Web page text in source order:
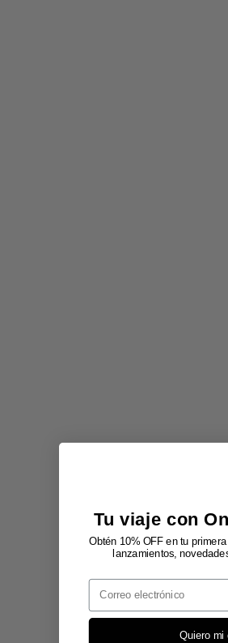
Tu viaje con
Obtén 10% OFF en tu
lanzamientos,
Email
Quiero mi